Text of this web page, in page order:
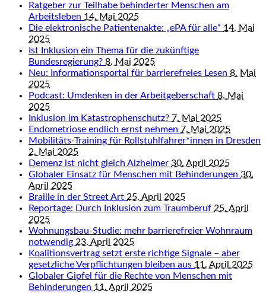
Ratgeber zur Teilhabe behinderter Menschen am
Arbeitsleben 14. Mai 2025
Die elektronische Patientenakte: „ePA für alle“ 14. Mai
2025
Ist Inklusion ein Thema für die zukünftige
Bundesregierung? 8. Mai 2025
Neu: Informationsportal für barrierefreies Lesen 8. Mai
2025
Podcast: Umdenken in der Arbeitgeberschaft 8. Mai
2025
Inklusion im Katastrophenschutz? 7. Mai 2025
Endometriose endlich ernst nehmen 7. Mai 2025
Mobilitäts-Training für Rollstuhlfahrer*innen in Dresden
2. Mai 2025
Demenz ist nicht gleich Alzheimer 30. April 2025
Globaler Einsatz für Menschen mit Behinderungen 30.
April 2025
Braille in der Street Art 25. April 2025
Reportage: Durch Inklusion zum Traumberuf 25. April
2025
Wohnungsbau-Studie: mehr barrierefreier Wohnraum
notwendig 23. April 2025
Koalitionsvertrag setzt erste richtige Signale – aber
gesetzliche Verpflichtungen bleiben aus 11. April 2025
Globaler Gipfel für die Rechte von Menschen mit
Behinderungen 11. April 2025